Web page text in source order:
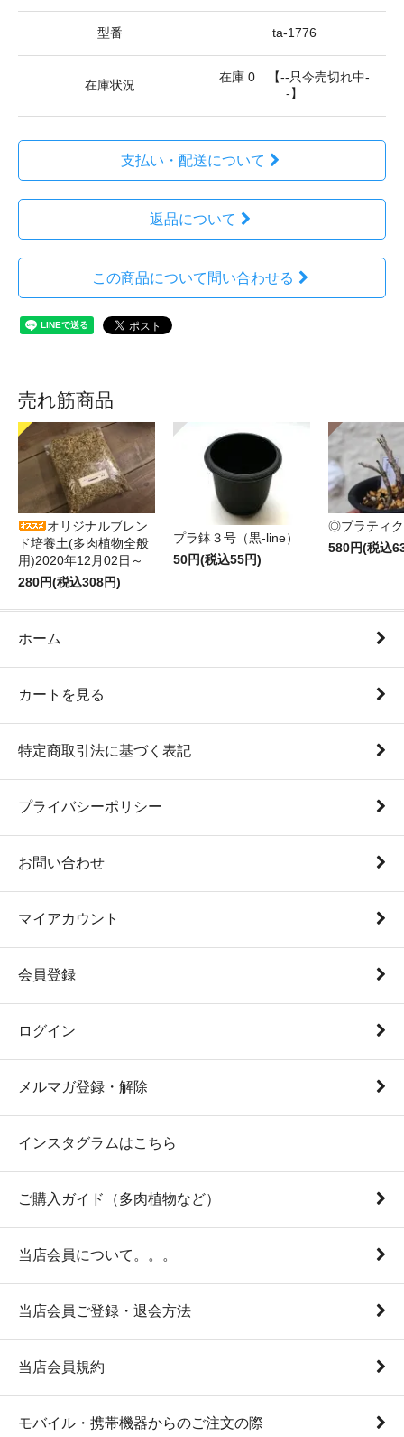
型番 ta-1776
在庫状況
在庫 0 【--只今売切れ中-
-】
支払い・配送について
返品について
この商品について問い合わせる
売れ筋商品
オリジナルブレン
ド培養土(多肉植物全般
用)2020年12月02日～
280円(税込308円)
プラ鉢３号（黒-line）
50円(税込55円)
◎プラティ
580円(税込
ホーム
カートを見る
特定商取引法に基づく表記
プライバシーポリシー
お問い合わせ
マイアカウント
会員登録
ログイン
メルマガ登録・解除
インスタグラムはこちら
ご購入ガイド（多肉植物など）
当店会員について。。。
当店会員ご登録・退会方法
当店会員規約
モバイル・携帯機器からのご注文の際